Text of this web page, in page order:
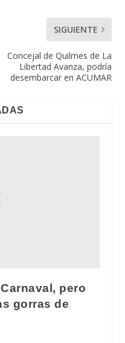
SIGUIENTE
Concejal de Quilmes de La
Libertad Avanza, podría
desembarcar en ACUMAR
pero
gorras de